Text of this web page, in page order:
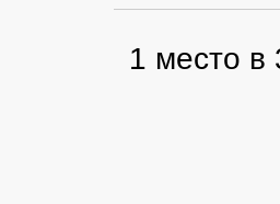
1 место в